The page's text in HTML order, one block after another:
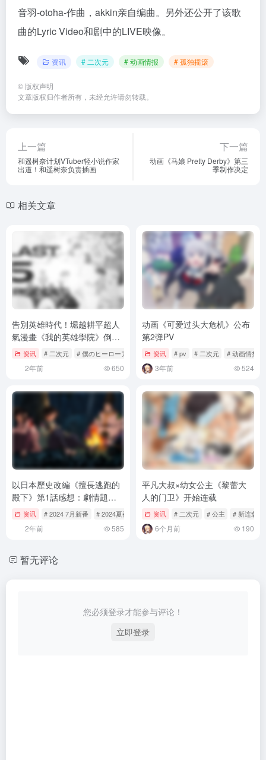
音羽-otoha-作曲，akkin亲自编曲。另外还公开了该歌
曲的Lyric Video和剧中的LIVE映像。
资讯 # 二次元 # 动画情报 # 孤独摇滚
© 版权声明
文章版权归作者所有，未经允许请勿转载。
上一篇
和遥树奈计划VTuber轻小说作家
出道！和遥树奈负责插画
下一篇
动画《马娘 Pretty Derby》第三
季制作决定
相关文章
告別英雄時代！堀越耕平超人
氣漫畫《我的英雄學院》倒數
5話，確定8月完結
资讯 # 二次元 # 僕のヒーローアカデミア # 动漫
2年前 650
动画《可爱过头大危机》公布
第2弹PV
资讯 # pv # 二次元 # 动画情报
3年前 524
以日本歷史改編《擅長逃跑的
殿下》第1話感想：劇情題
材、作畫演出、構成表現皆精
资讯 # 2024 7月新番 # 2024夏番 # 7月新番
2年前 585
平凡大叔×幼女公主《黎蕾大
人的门卫》开始连载
资讯 # 二次元 # 公主 # 新连载
6个月前 190
暂无评论
您必须登录才能参与评论！
立即登录